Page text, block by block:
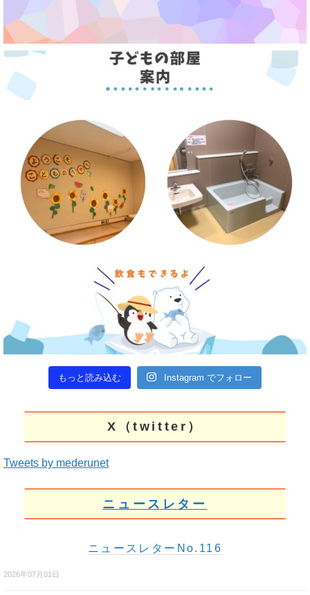
もっと読み込む Instagram でフォロー
X（twitter）
Tweets by mederunet
ニュースレター
ニュースレターNo.116
2026年07月01日